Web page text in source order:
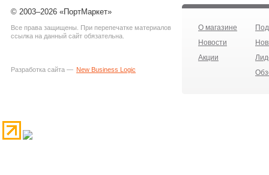
© 2003–2026 «ПортМаркет»
Все права защищены. При перепечатке материалов
ссылка на данный сайт обязательна.
Разработка сайта — New Business Logic
О магазине
Новости
Акции